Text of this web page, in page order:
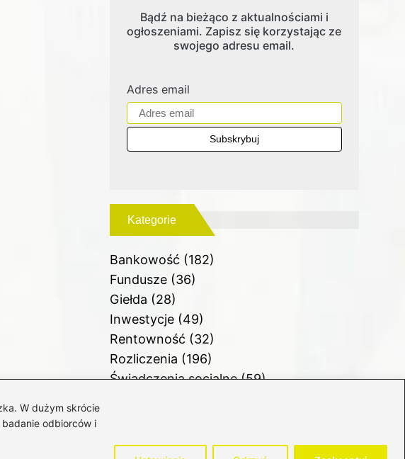
W dużym skrócie
odbiorców i
Bądź na bieżąco z aktualnościami i
ogłoszeniami. Zapisz się korzystając ze
swojego adresu email.
Adres email
Kategorie
Bankowość (182)
Fundusze(36)
Giełda (28)
Inwestycje(49)
Rentowność (32)
Rozliczenia (196)
Świadczenia socjalne(59)